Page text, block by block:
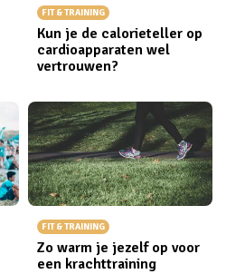
FIT & TRAINING
Kun je de calorieteller op
cardioapparaten wel
vertrouwen?
FIT & TRAINING
Zo warm je jezelf op voor
een krachttraining